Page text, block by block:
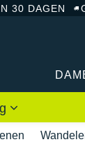
30 DAGEN